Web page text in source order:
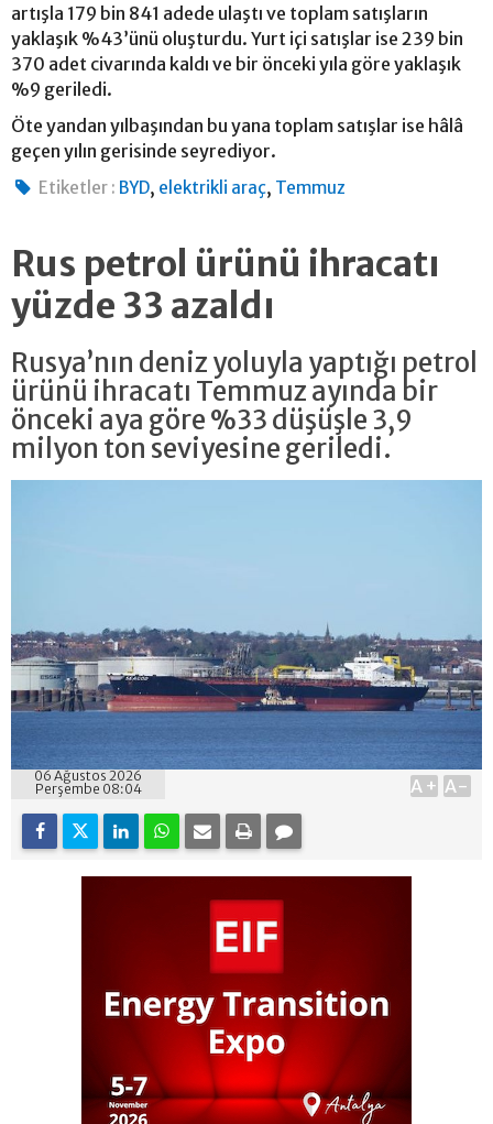
artışla 179 bin 841 adede ulaştı ve toplam satışların
yaklaşık %43’ünü oluşturdu. Yurt içi satışlar ise 239 bin
370 adet civarında kaldı ve bir önceki yıla göre yaklaşık
%9 geriledi.
Öte yandan yılbaşından bu yana toplam satışlar ise hâlâ
geçen yılın gerisinde seyrediyor.
Etiketler : BYD, elektrikli araç, Temmuz
Rus petrol ürünü ihracatı
yüzde 33 azaldı
Rusya’nın deniz yoluyla yaptığı petrol
ürünü ihracatı Temmuz ayında bir
önceki aya göre %33 düşüşle 3,9
milyon ton seviyesine geriledi.
06 Ağustos 2026
Perşembe 08:04
A+ A-